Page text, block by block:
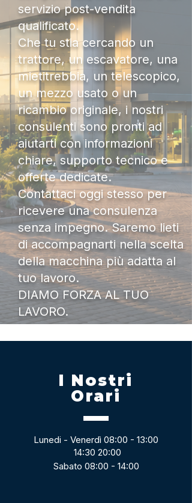
servizio post-vendita
qualificato.
Che tu stia cercando un
trattore, un escavatore, una
mietitrebbia, un telescopico,
un mezzo usato o un
ricambio originale, i nostri
consulenti sono pronti ad
aiutarti con informazioni
chiare, supporto tecnico e
offerte dedicate.
Contattaci oggi stesso per
ricevere una consulenza
senza impegno. Saremo lieti
di accompagnarti nella scelta
della macchina più adatta al
tuo lavoro.
DIAMO FORZA AL TUO
LAVORO.
I Nostri
Orari
Lunedi - Venerdì 08:00 - 13:00
14:30 20:00
Sabato 08:00 - 14:00